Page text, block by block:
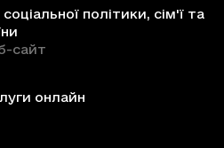
політики, сім'ї та
сайт
онлайн